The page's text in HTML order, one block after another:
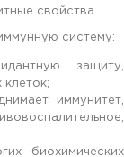
свойства.
систему:
защиту,
клеток;
иммунитет,
биохимических